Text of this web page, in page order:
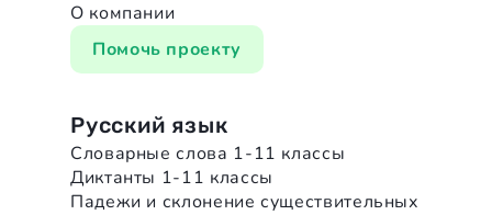
О компании
Помочь проекту
Русский язык
Словарные слова 1-11 классы
Диктанты 1-11 классы
Падежи и склонение существительных